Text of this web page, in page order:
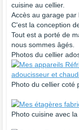
cuisine au cellier.
Accès au garage par
C'est la conception
Tout est a porté de
nous sommes âgés.
Photos du cellier
Photo du cellier coté
Photo cuisine avec